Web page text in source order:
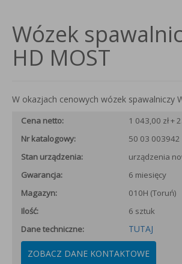
Wózek
HD MOST
W okazjach cenowych wózek spawalniczy
Cena netto:
1 043,00 zł +
Nr katalogowy:
50 03 003942
Stan urządzenia:
urządzenia
Gwarancja:
6 miesięcy
Magazyn:
010H (Toruń)
Ilość:
6 sztuk
Dane techniczne:
TUTAJ
ZOBACZ DANE KONTAKTOWE